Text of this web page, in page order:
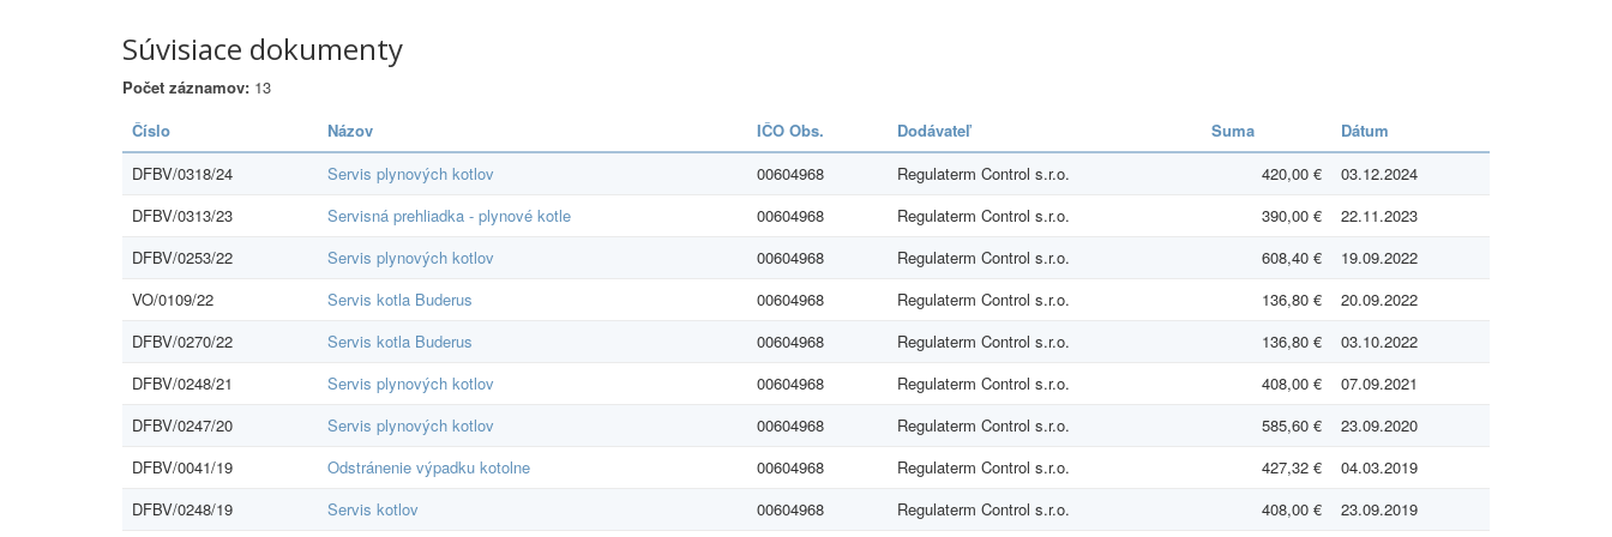
Súvisiace dokumenty
Počet záznamov: 13
Číslo
Názov IČO Obs. Dodávateľ Suma
Dátum
DFBV/0318/24
Servis plynových kotlov 00604968 Regulaterm Control s.r.o. 420,00 €
03.12.2024
DFBV/0313/23
Servisná prehliadka - plynové kotle 00604968 Regulaterm Control s.r.o. 390,00 €
22.11.2023
DFBV/0253/22
Servis plynových kotlov 00604968 Regulaterm Control s.r.o. 608,40 €
19.09.2022
VO/0109/22
Servis kotla Buderus 00604968 Regulaterm Control s.r.o. 136,80 €
20.09.2022
DFBV/0270/22
Servis kotla Buderus 00604968 Regulaterm Control s.r.o. 136,80 €
03.10.2022
DFBV/0248/21
Servis plynových kotlov 00604968 Regulaterm Control s.r.o. 408,00 €
07.09.2021
DFBV/0247/20
Servis plynových kotlov 00604968 Regulaterm Control s.r.o. 585,60 €
23.09.2020
DFBV/0041/19
Odstránenie výpadku kotolne 00604968 Regulaterm Control s.r.o. 427,32 €
04.03.2019
DFBV/0248/19
Servis kotlov 00604968 Regulaterm Control s.r.o. 408,00 € 23.09.2019